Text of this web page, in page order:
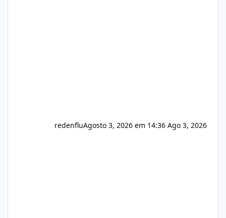
redenfluAgosto 3, 2026 em 14:36 Ago 3, 2026